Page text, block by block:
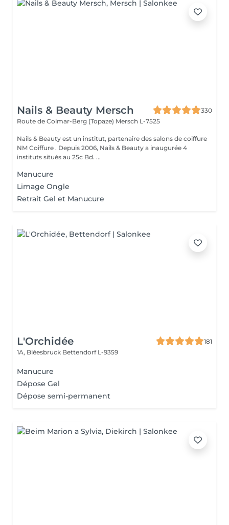
Nails & Beauty Mersch
330
Route de Colmar-Berg (Topaze) Mersch L-7525
Nails & Beauty est un institut, partenaire des salons de coiffure
NM Coiffure . Depuis 2006, Nails & Beauty a inaugurée 4
instituts situés au 25c Bd. ...
Manucure
Limage Ongle
Retrait Gel et Manucure
L'Orchidée
181
1A, Bléesbruck Bettendorf L-9359
Manucure
Dépose Gel
Dépose semi-permanent